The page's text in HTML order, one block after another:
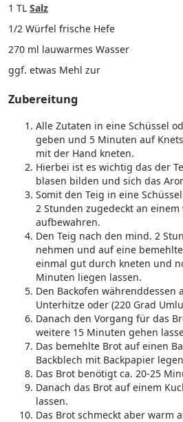
1 TL Salz
1/2 Würfel frische Hefe
270 ml lauwarmes Wasser
ggf. etwas Mehl zur
Zubereitung
Alle Zutaten in eine Schüssel
geben und 5 Minuten auf
mit der Hand kneten.
Hierbei ist es wichtig das der
blasen bilden und sich das
Somit den Teig in eine
2 Stunden zugedeckt an
aufbewahren.
Den Teig nach den mind. 2
nehmen und auf eine
einmal gut durch kneten und
Minuten liegen lassen.
Den Backofen währenddessen
Unterhitze oder (220 Grad
Danach den Vorgang für das
weitere 15 Minuten gehen
Das bemehlte Brot auf einen
Backblech mit Backpapier
Das Brot benötigt ca. 20-25
Danach das Brot auf einem
lassen.
Das Brot schmeckt aber warm